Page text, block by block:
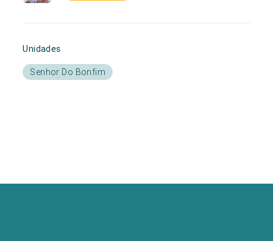
Unidades
Senhor Do Bonfim